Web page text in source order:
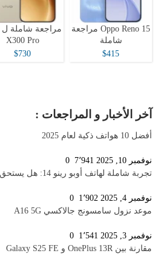
Oppo Reno 15 مراجعة
شاملة
$415
X300 Pro
$730
آخر الأخبار و المراجعات :
أفضل 10 هواتف ذكية لعام 2025
نوفمبر 10, 2025 7٬941
تجربة شاملة لهاتف أوبو رينو 14: هل يستحق الشراء؟
نوفمبر 4, 2025 1٬902
موعد نزول سامسونج جالاكسي A16 5G
نوفمبر 3, 2025 1٬541
مقارنة بين OnePlus 13R و Galaxy S25 FE